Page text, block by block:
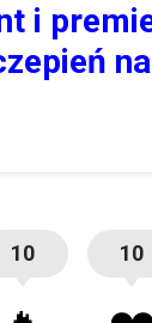
i
10 10